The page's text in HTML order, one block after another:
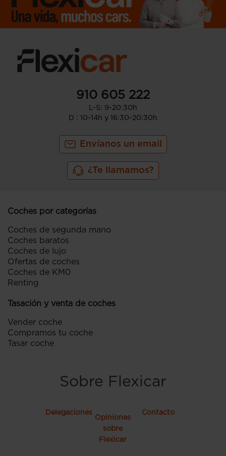
910 605 222
L-S: 9-20:30h
D : 10-14h y 16:30-20:30h
Envíanos un email
¿Te llamamos?
Coches por categorías
Coches de segunda mano
Coches baratos
Coches de lujo
Ofertas de coches
Coches de KM0
Renting
Tasación y venta de coches
Vender coche
Compramos tu coche
Tasar coche
Sobre Flexicar
Delegaciones
Opiniones
sobre
Flexicar
Contacto